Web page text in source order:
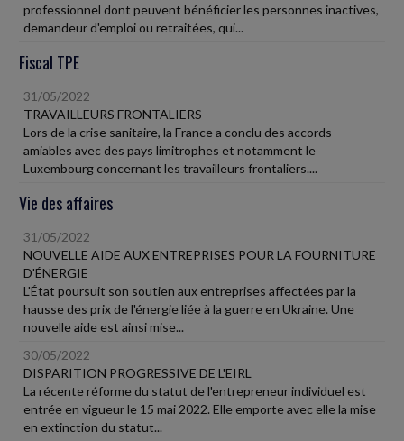
professionnel dont peuvent bénéficier les personnes inactives,
demandeur d'emploi ou retraitées, qui...
Fiscal TPE
31/05/2022
TRAVAILLEURS FRONTALIERS
Lors de la crise sanitaire, la France a conclu des accords
amiables avec des pays limitrophes et notamment le
Luxembourg concernant les travailleurs frontaliers....
Vie des affaires
31/05/2022
NOUVELLE AIDE AUX ENTREPRISES POUR LA FOURNITURE
D'ÉNERGIE
L'État poursuit son soutien aux entreprises affectées par la
hausse des prix de l'énergie liée à la guerre en Ukraine. Une
nouvelle aide est ainsi mise...
30/05/2022
DISPARITION PROGRESSIVE DE L'EIRL
La récente réforme du statut de l'entrepreneur individuel est
entrée en vigueur le 15 mai 2022. Elle emporte avec elle la mise
en extinction du statut...